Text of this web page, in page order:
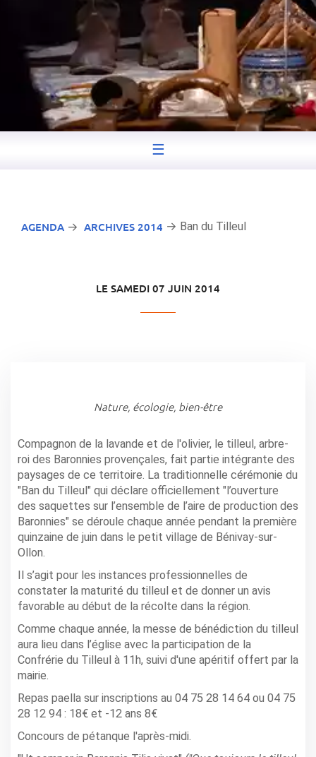
☰
AGENDA → ARCHIVES 2014 → Ban du Tilleul
LE SAMEDI 07 JUIN 2014
Nature, écologie, bien-être
Compagnon de la lavande et de l'olivier, le tilleul, arbre-
roi des Baronnies provençales, fait partie intégrante des
paysages de ce territoire. La traditionnelle cérémonie du
"Ban du Tilleul" qui déclare officiellement "l’ouverture
des saquettes sur l’ensemble de l’aire de production des
Baronnies" se déroule chaque année pendant la première
quinzaine de juin dans le petit village de Bénivay-sur-
Ollon.
Il s’agit pour les instances professionnelles de
constater la maturité du tilleul et de donner un avis
favorable au début de la récolte dans la région.
Comme chaque année, la messe de bénédiction du tilleul
aura lieu dans l’église avec la participation de la
Confrérie du Tilleul à 11h, suivi d'une apéritif offert par la
mairie.
Repas paella sur inscriptions au 04 75 28 14 64 ou 04 75
28 12 94 : 18€ et -12 ans 8€
Concours de pétanque l'après-midi.